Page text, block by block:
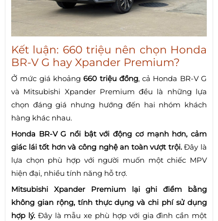
Kết luận: 660 triệu nên chọn Honda
BR-V G hay Xpander Premium?
Ở mức giá khoảng660 triệu đồng, cả Honda BR-V G
và Mitsubishi Xpander Premium đều là những lựa
chọn đáng giá nhưng hướng đến hai nhóm khách
hàng khác nhau.
Honda BR-V G nổi bật với động cơ mạnh hơn, cảm
giác lái tốt hơn và công nghệ an toàn vượt trội.Đây là
lựa chọn phù hợp với người muốn một chiếc MPV
hiện đại, nhiều tính năng hỗ trợ.
Mitsubishi Xpander Premium lại ghi điểm bằng
không gian rộng, tính thực dụng và chi phí sử dụng
hợp lý.Đây là mẫu xe phù hợp với gia đình cần một